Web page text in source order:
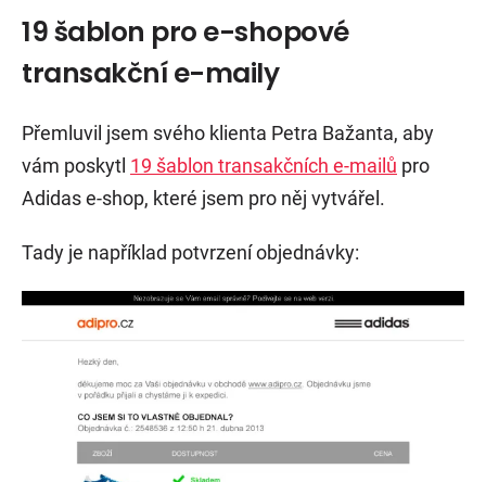
19 šablon pro e-shopové
transakční e-maily
Přemluvil jsem svého klienta Petra Bažanta, aby
vám poskytl 19 šablon transakčních e-mailů pro
Adidas e-shop, které jsem pro něj vytvářel.
Tady je například potvrzení objednávky: